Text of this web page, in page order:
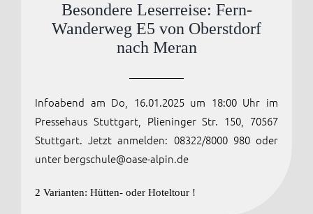
Besondere Leserreise: Fern-
Wanderweg E5 von Oberstdorf
nach Meran
Infoabend am Do, 16.01.2025 um 18:00 Uhr im
Pressehaus Stuttgart, Plieninger Str. 150, 70567
Stuttgart. Jetzt anmelden: 08322/8000 980 oder
unter bergschule@oase-alpin.de
2 Varianten: Hütten- oder Hoteltour !